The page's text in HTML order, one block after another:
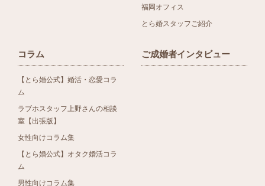
福岡オフィス
とら婚スタッフご紹介
コラム
【とら婚公式】婚活・恋愛コラ
ム
ラブホスタッフ上野さんの相談
室【出張版】
女性向けコラム集
【とら婚公式】オタク婚活コラ
ム
男性向けコラム集
ご成婚者インタビュー